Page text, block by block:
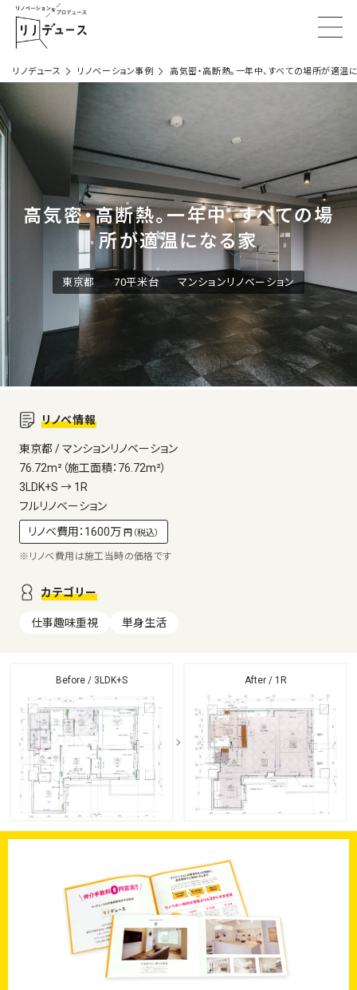
リノデュース リノベーション事例 高気密・高断熱。一年中、すべての場所が適温
高気密・高断熱。一年中、すべての場
所が適温になる家
東京都 70平米台 マンションリノベーション
Before / 3LDK+S After / 1R
リノベ情報
東京都 / マンションリノベーション
76.72m²（施工面積：76.72m²）
3LDK+S → 1R
フルリノベーション
リノベ費用：1600万 円（税込）
※リノベ費用は施工当時の価格です
カテゴリー
仕事趣味重視 単身生活